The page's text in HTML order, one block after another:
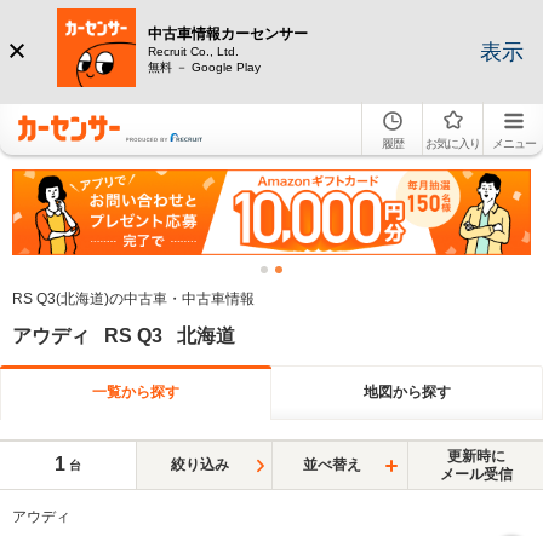
中古車情報カーセンサー
Recruit Co., Ltd.
無料 － Google Play
表示
履歴 お気に入り メニュー
RS Q3(北海道)の中古車・中古車情報
アウディ RS Q3 北海道
一覧から探す 地図から探す
1 台 絞り込み 並べ替え
更新時に
メール受信
アウディ